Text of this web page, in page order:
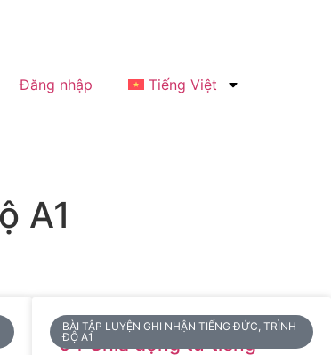
Đăng nhập Tiếng Việt
A1
BÀI TẬP LUYỆN GHI NHẬN TIẾNG ĐỨC, TRÌNH
ĐỘ A1
04 Chia động từ tiếng